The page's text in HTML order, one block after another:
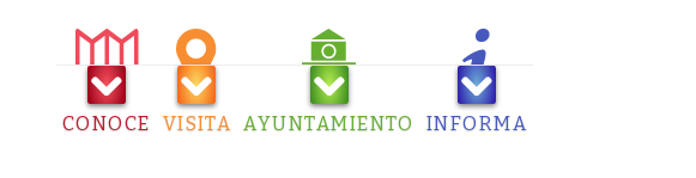
CONOCE VISITA AYUNTAMIENTO INFORMA